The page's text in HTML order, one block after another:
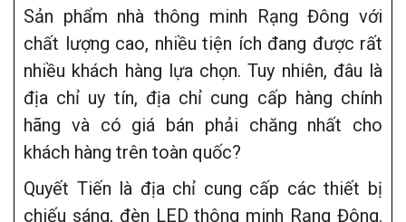
Sản phẩm nhà thông minh Rạng Đông với
chất lượng cao, nhiều tiện ích đang được rất
nhiều khách hàng lựa chọn. Tuy nhiên, đâu là
địa chỉ uy tín, địa chỉ cung cấp hàng chính
hãng và có giá bán phải chăng nhất cho
khách hàng trên toàn quốc?
Quyết Tiến là địa chỉ cung cấp các thiết bị
chiếu sáng, đèn LED thông minh Rạng Đông.